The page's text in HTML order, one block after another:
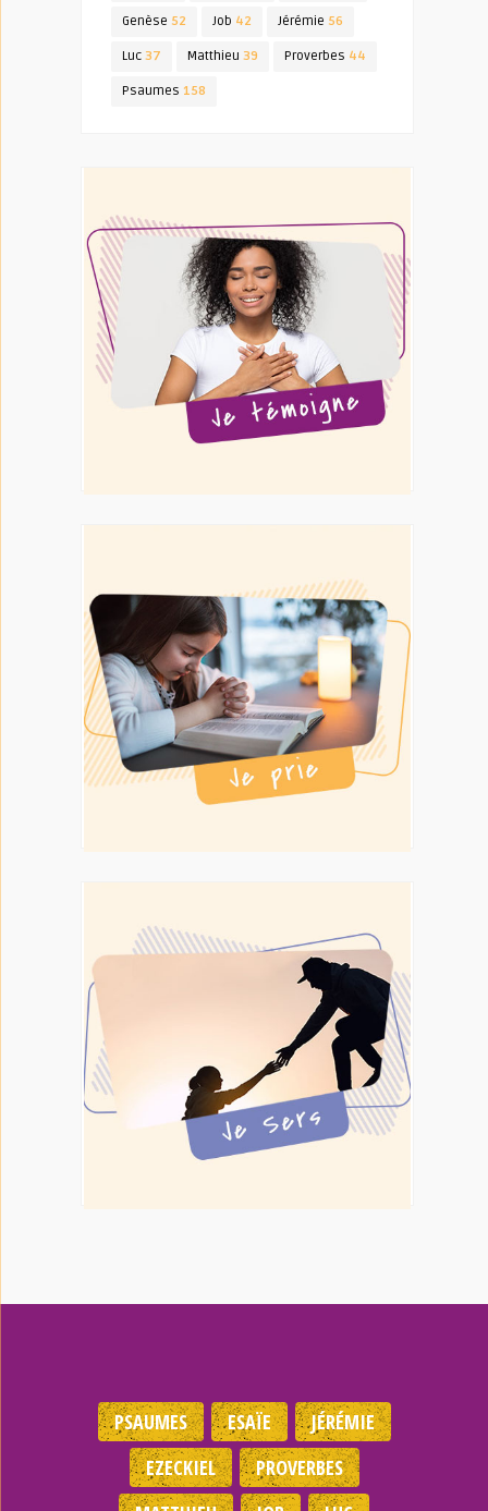
Genèse 52 Job 42 Jérémie 56
Luc 37 Matthieu 39 Proverbes 44
Psaumes 158
PSAUMES ESAÏE
JÉRÉMIE
EZECKIEL
PROVERBES